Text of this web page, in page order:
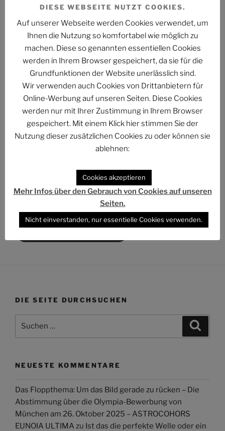
Quelle: alte Version vonwww.iys.fi, die
Webseite wird nicht mehr betrieben
Einige Freundschaften kamen durch den IYS
zustande, die mich – und damit das Projekt –
bis heute beeinflusst haben. Ohne diese
Freundschaften wäre mein Leben leerer und
das Projekt nicht das, was es heute ist.
Werbung
DIE SEITE DURCHSUCHEN
NEUESTE KOMMENTARE
Das Floppthema: Um das Bild gerade zu rücken – Die
Abstimmung über die Olympia-Bewerbung von
München am 26. Oktober 2025 – ASTROCOHORS
EUNOIA ULTIMA zu Ist das die perfekte Welle oder ein
DIESE WEBSEITE NUTZT COOKIES.
Auf unserer Webseite werden Cookies verwendet, um
Ihnen die Nutzung so komfortabel wie möglich zu
machen. Diese so genannten essentiellen Cookies
werden in Ihrem Browser gespeichert, da sie für die
Grundfunktionen der Website unerlässlich sind.
Wir verwenden auch Cookies von Drittanbietern für
Online-Werbung auf unseren Seiten. Diese Cookies
werden nur mit Ihrer Zustimmung in Ihrem Browser
gespeichert. Mit einem Klick hier stimmen Sie der
Nutzung dieser zusätzlichen Cookies zu oder können sie
ablehnen:
Cookies akzeptieren
Mehr Infos über den Gebrauch von Cookies auf unseren
Seiten.
Nicht einverstanden, nur essentielle Cookies verwenden.